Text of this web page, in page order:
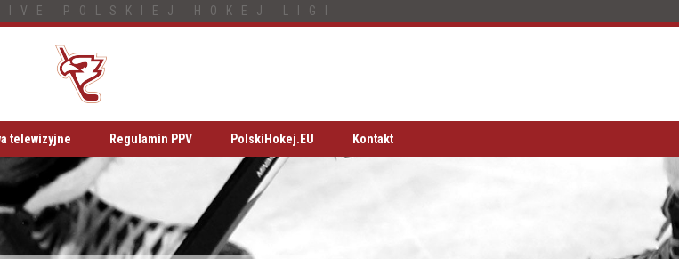
POLSKIEJ HOKEJ LIGI
telewizyjne Regulamin PPV PolskiHokej.EU Kontakt